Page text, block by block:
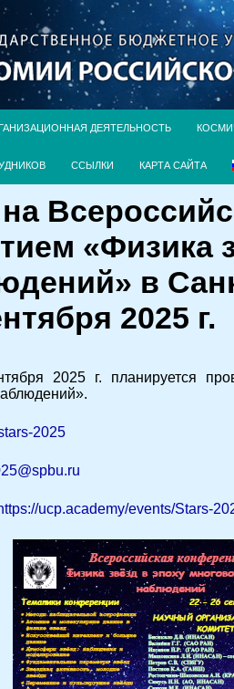
ДЕЯТЕЛЬНОСТЬ
ССЫЛКИ КАРТА САЙТА
«Физика
в
2025 г.
2025 г. планируется
2025
ucp.academy/events/Stars-